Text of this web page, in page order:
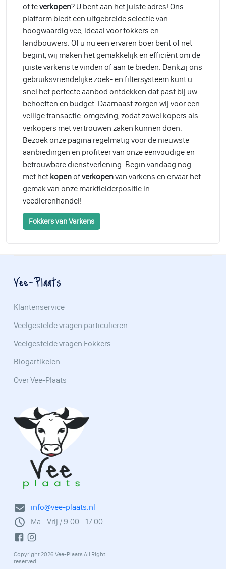
of teverkopen? U bent aan het juiste adres! Ons
platform biedt een uitgebreide selectie van
hoogwaardig vee, ideaal voor fokkers en
landbouwers. Of u nu een ervaren boer bent of net
begint, wij maken het gemakkelijk en efficiënt om de
juiste varkens te vinden of aan te bieden. Dankzij ons
gebruiksvriendelijke zoek- en filtersysteem kunt u
snel het perfecte aanbod ontdekken dat past bij uw
behoeften en budget. Daarnaast zorgen wij voor een
veilige transactie-omgeving, zodat zowel kopers als
verkopers met vertrouwen zaken kunnen doen.
Bezoek onze pagina regelmatig voor de nieuwste
aanbiedingen en profiteer van onze eenvoudige en
betrouwbare dienstverlening. Begin vandaag nog
met het kopen ofverkopenvan varkens en ervaar het
gemak van onze marktleiderpositie in
veedierenhandel!
Fokkers van Varkens
info@vee-plaats.nl
Ma - Vrij / 9:00 - 17:00
Copyright 2026 Vee-Plaats All Right
reserved
Vee-Plaats
Klantenservice
Veelgestelde vragen particulieren
Veelgestelde vragen Fokkers
Blogartikelen
Over Vee-Plaats